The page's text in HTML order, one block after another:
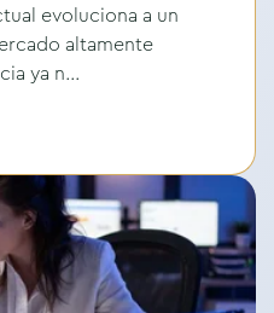
evoluciona a un
altamente
ya n...